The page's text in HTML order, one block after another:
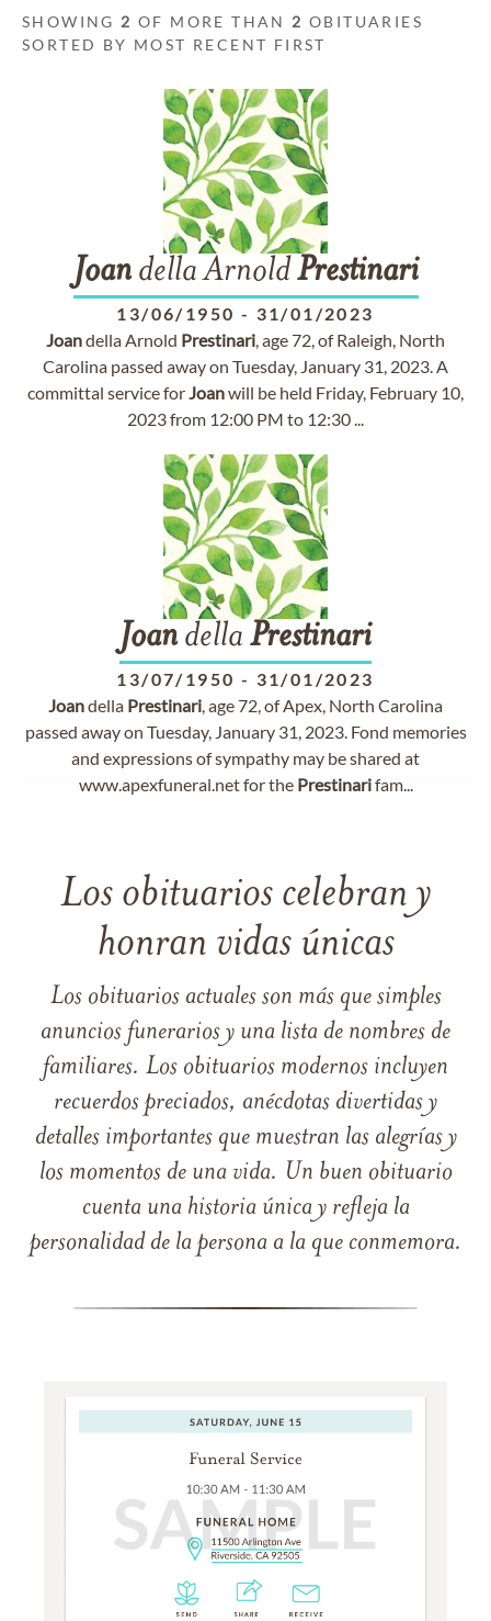
SHOWING 2 OF MORE THAN 2 OBITUARIES
SORTED BY MOST RECENT FIRST
Joandella ArnoldPrestinari
13/06/1950 - 31/01/2023
Joandella Arnold Prestinari, age 72, of Raleigh, North
Carolina passed away on Tuesday, January 31, 2023. A
committal service forJoanwill be held Friday, February 10,
2023 from 12:00 PM to 12:30 ...
Joan della Prestinari
13/07/1950 - 31/01/2023
Joandella Prestinari, age 72, of Apex, North Carolina
passed away on Tuesday, January 31, 2023. Fond memories
and expressions of sympathy may be shared at
www.apexfuneral.net for the Prestinarifam...
Los obituarios celebran y
honran vidas únicas
Los obituarios actuales son más que simples
anuncios funerarios y una lista de nombres de
familiares. Los obituarios modernos incluyen
recuerdos preciados, anécdotas divertidas y
detalles importantes que muestran las alegrías y
los momentos de una vida. Un buen obituario
cuenta una historia única y refleja la
personalidad de la persona a la que conmemora.